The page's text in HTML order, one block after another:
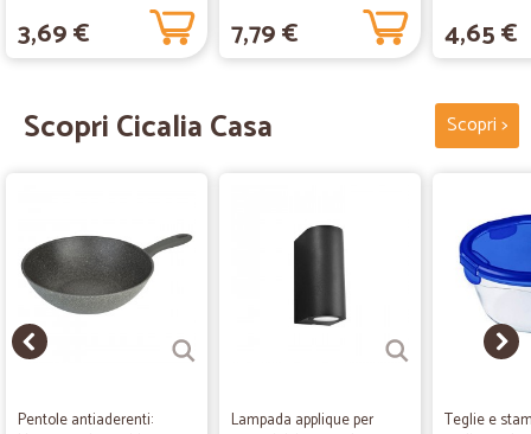
3,69 € 7,79 € 4,65 €
Scopri Cicalia Casa Scopri >
Pentole antiaderenti:
Lampada applique per
Teglie e